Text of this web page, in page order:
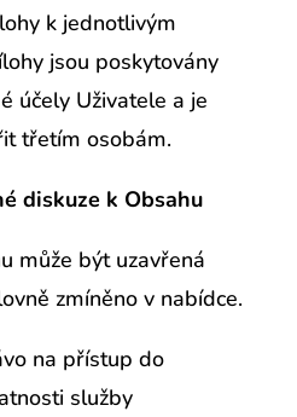
k jednotlivým
jsou poskytovány
účely Uživatele a je
třetím osobám.
diskuze k Obsahu
může být uzavřená
zmíněno v nabídce.
na přístup do
služby